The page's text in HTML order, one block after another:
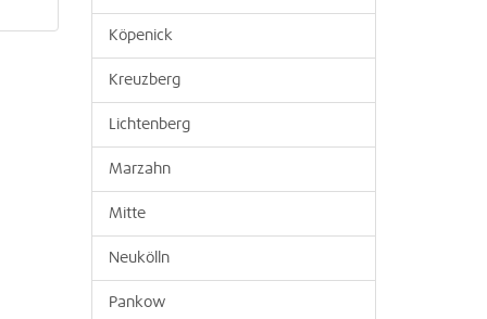
Köpenick
Kreuzberg
Lichtenberg
Marzahn
Mitte
Neukölln
Pankow